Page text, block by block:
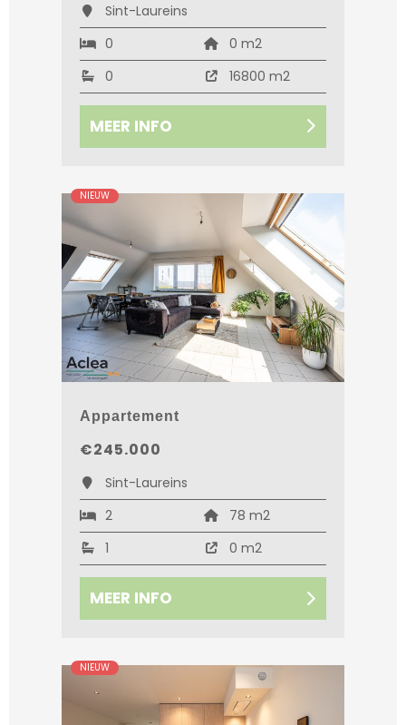
Sint-Laureins
0
0 m2
0
16800 m2
MEER INFO
NIEUW
Appartement
€245.000
Sint-Laureins
2
78 m2
1
0 m2
MEER INFO
NIEUW